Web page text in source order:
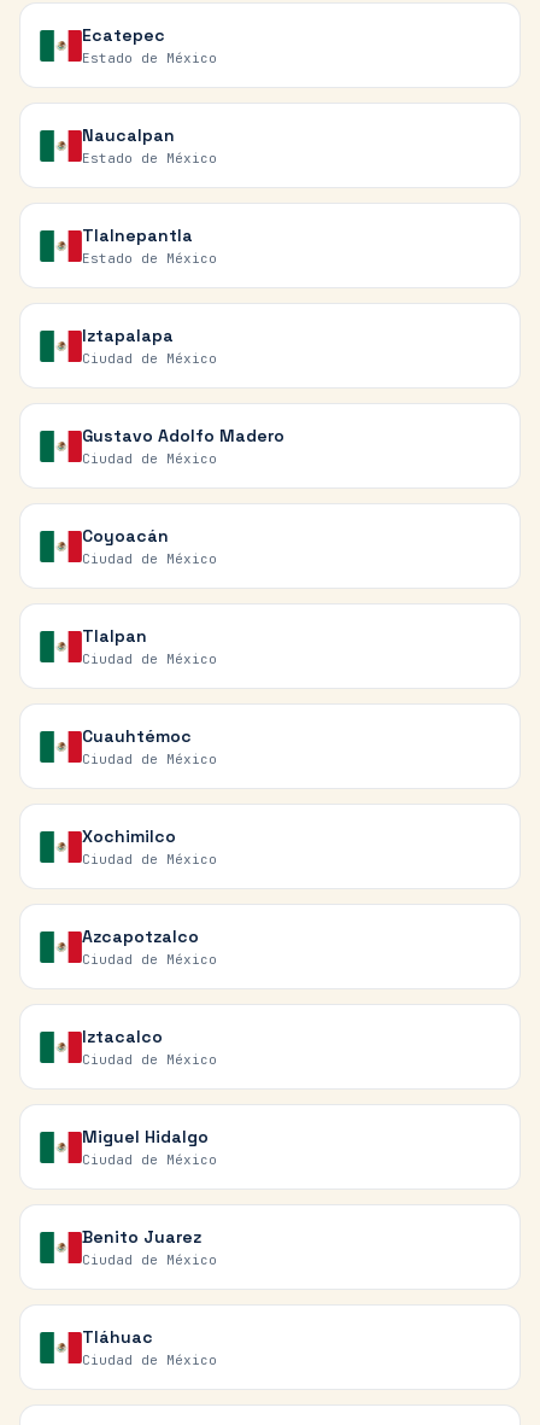
Ecatepec
Estado de México
Naucalpan
Estado de México
Tlalnepantla
Estado de México
Iztapalapa
Ciudad de México
Gustavo Adolfo Madero
Ciudad de México
Coyoacán
Ciudad de México
Tlalpan
Ciudad de México
Cuauhtémoc
Ciudad de México
Xochimilco
Ciudad de México
Azcapotzalco
Ciudad de México
Iztacalco
Ciudad de México
Miguel Hidalgo
Ciudad de México
Benito Juarez
Ciudad de México
Tláhuac
Ciudad de México